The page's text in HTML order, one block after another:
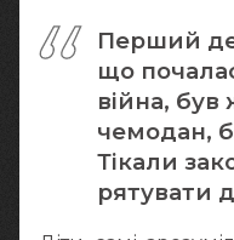
Перший
що
війна,
чемодан,
Тікали
рятувати